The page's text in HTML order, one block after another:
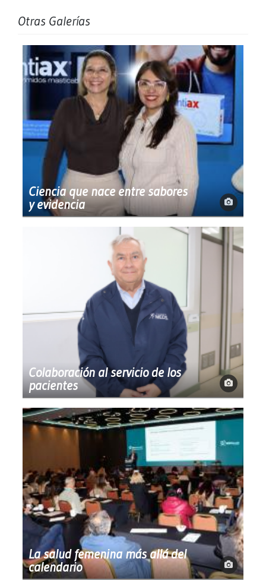
Otras Galerías
Ciencia que nace entre sabores
y evidencia
Colaboración al servicio de los
pacientes
La salud femenina más allá del
calendario